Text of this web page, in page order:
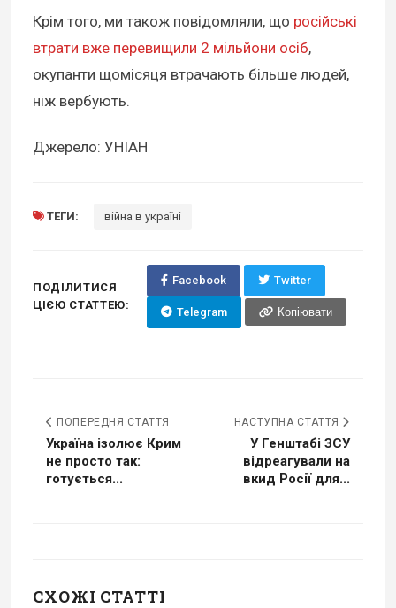
Крім того, ми також повідомляли, що російські
втрати вже перевищили 2 мільйони осіб,
окупанти щомісяця втрачають більше людей,
ніж вербують.
Джерело: УНІАН
ТЕГИ: війна в україні
ПОДІЛИТИСЯ
ЦІЄЮ СТАТТЕЮ:
Facebook Twitter
Telegram Копіювати
ПОПЕРЕДНЯ СТАТТЯ
Україна ізолює Крим
не просто так:
готується...
НАСТУПНА СТАТТЯ
У Генштабі ЗСУ
відреагували на
вкид Росії для...
СХОЖІ СТАТТІ